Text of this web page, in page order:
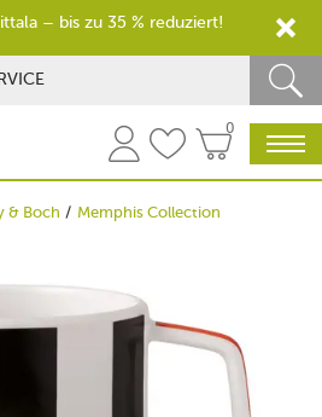
0
& Boch Memphis Collection
– bis zu 35 % reduziert!